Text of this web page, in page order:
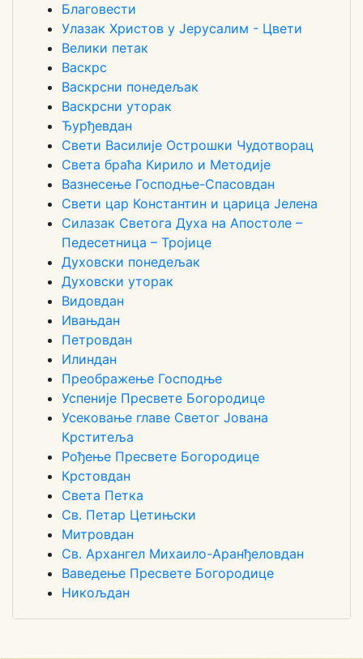
Благовести
Улазак Христов у Јерусалим - Цвети
Велики петак
Васкрс
Васкрсни понедељак
Васкрсни уторак
Ђурђевдан
Свети Василије Острошки Чудотворац
Света браћа Кирило и Методије
Вазнесење Господње-Спасовдан
Свети цар Константин и царица Јелена
Силазак Светога Духа на Апостоле –
Педесетница – Тројице
Духовски понедељак
Духовски уторак
Видовдан
Ивањдан
Петровдан
Илиндан
Преображење Господње
Успеније Пресвете Богородице
Усековање главе Светог Јована
Крститеља
Рођење Пресвете Богородице
Крстовдан
Света Петка
Св. Петар Цетињски
Митровдан
Св. Архангел Михаило-Аранђеловдан
Ваведење Пресвете Богородице
Никољдан